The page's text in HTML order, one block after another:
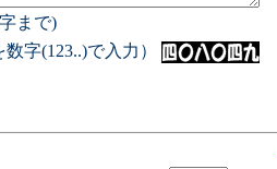
まで)
数字(123..)で入力）